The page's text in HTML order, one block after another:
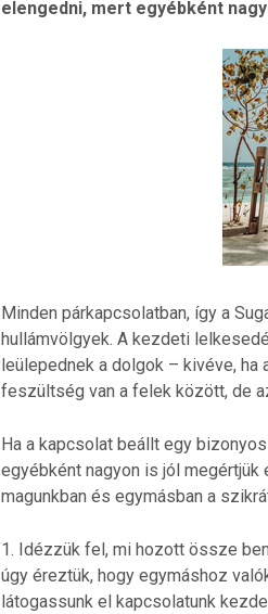
elengedni, mert egyébként
Minden párkapcsolatban, így a
hullámvölgyek. A kezdeti
leülepednek a dolgok – kivéve,
feszültség van a felek között, de
Ha a kapcsolat beállt egy
egyébként nagyon is jól
magunkban és egymásban a
1. Idézzük fel, mi hozott össze
úgy éreztük, hogy egymáshoz
látogassunk el kapcsolatunk